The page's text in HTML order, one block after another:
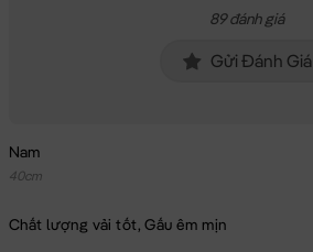
89 đánh giá
Gửi Đánh Giá
Nam
40cm
Chất lượng vải tốt, Gấu êm mịn